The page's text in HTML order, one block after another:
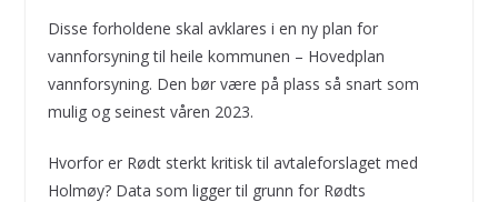
Disse forholdene skal avklares i en ny plan for
vannforsyning til heile kommunen – Hovedplan
vannforsyning. Den bør være på plass så snart som
mulig og seinest våren 2023.
Hvorfor er Rødt sterkt kritisk til avtaleforslaget med
Holmøy? Data som ligger til grunn for Rødts